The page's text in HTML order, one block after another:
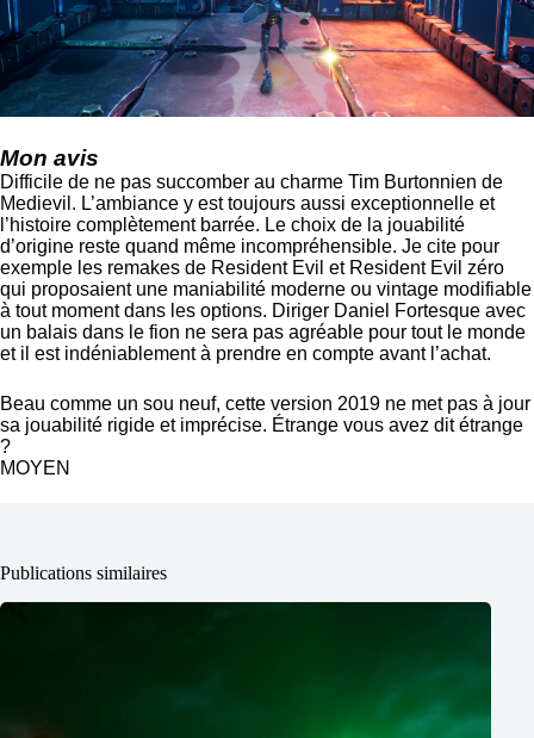
Mon avis
Difficile de ne pas succomber au charme Tim Burtonnien de
Medievil. L’ambiance y est toujours aussi exceptionnelle et
l’histoire complètement barrée. Le choix de la jouabilité
d’origine reste quand même incompréhensible. Je cite pour
exemple les remakes de Resident Evil et Resident Evil zéro
qui proposaient une maniabilité moderne ou vintage modifiable
à tout moment dans les options. Diriger Daniel Fortesque avec
un balais dans le fion ne sera pas agréable pour tout le monde
et il est indéniablement à prendre en compte avant l’achat.
Beau comme un sou neuf, cette version 2019 ne met pas à jour
sa jouabilité rigide et imprécise. Étrange vous avez dit étrange
?
MOYEN
Publications similaires